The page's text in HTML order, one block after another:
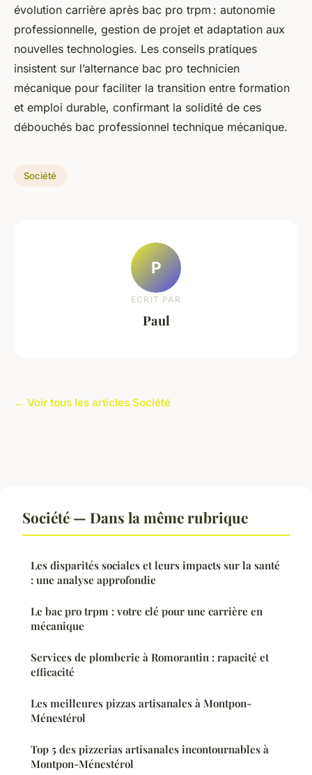
évolution carrière après bac pro trpm : autonomie
professionnelle, gestion de projet et adaptation aux
nouvelles technologies. Les conseils pratiques
insistent sur l’alternance bac pro technicien
mécanique pour faciliter la transition entre formation
et emploi durable, confirmant la solidité de ces
débouchés bac professionnel technique mécanique.
Société
P
ECRIT PAR
Paul
← Voir tous les articles Société
Société — Dans la même rubrique
Les disparités sociales et leurs impacts sur la santé
: une analyse approfondie
Le bac pro trpm : votre clé pour une carrière en
mécanique
Services de plomberie à Romorantin : rapacité et
efficacité
Les meilleures pizzas artisanales à Montpon-
Ménestérol
Top 5 des pizzerias artisanales incontournables à
Montpon-Ménestérol